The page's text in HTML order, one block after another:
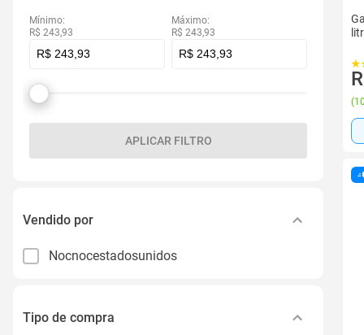
Mínimo:
R$ 243,93
Máximo:
R$ 243,93
APLICAR FILTRO
Vendido por
Nocnocestadosunidos
Tipo de compra
(